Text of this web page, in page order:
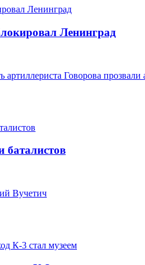
Ленинград
артиллериста Говорова прозвали
баталистов
Вучетич